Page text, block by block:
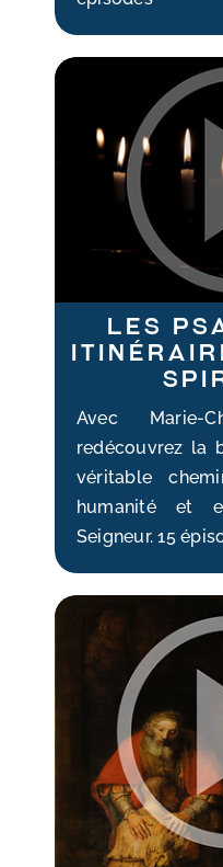
Les
Avec Marie-
redécouvrez la
véritable
humanité et
Seigneur. 15